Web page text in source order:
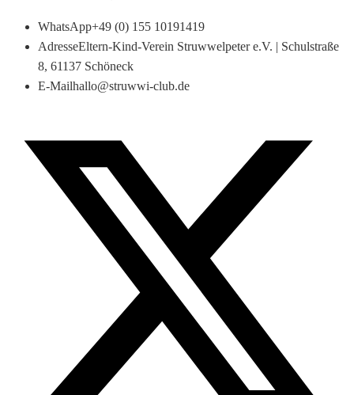
WhatsApp+49 (0) 155 10191419
AdresseEltern-Kind-Verein Struwwelpeter e.V. | Schulstraße
8, 61137 Schöneck
E-Mailhallo@struwwi-club.de